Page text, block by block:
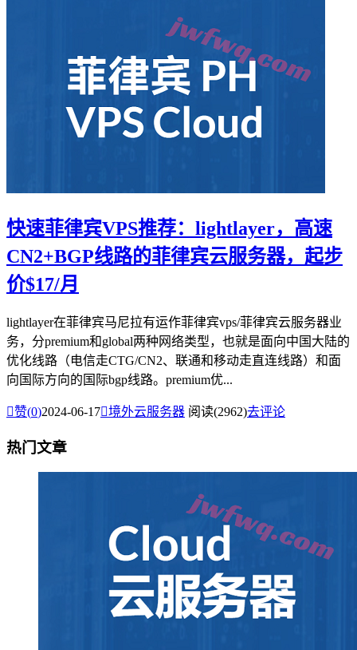
快速菲律宾VPS推荐：lightlayer，高速
CN2+BGP线路的菲律宾云服务器，起步
价$17/月
lightlayer在菲律宾马尼拉有运作菲律宾vps/菲律宾云服务器业
务，分premium和global两种网络类型，也就是面向中国大陆的
优化线路（电信走CTG/CN2、联通和移动走直连线路）和面
向国际方向的国际bgp线路。premium优...
赞(0)2024-06-17境外云服务器 阅读(2962)去评论
热门文章